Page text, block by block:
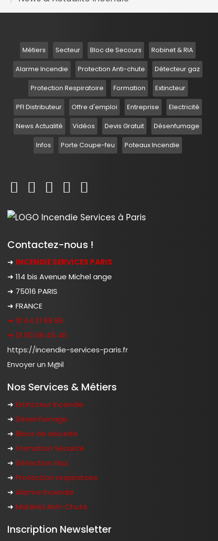
Métiers Secteur Bloc de Secours Robinet & RIA
Alarme Incendie Protection Anti-chute Détecteur gaz
Protection Respiratoire Formation Extincteur
PFI Distributeur Offre d'emploi Entreprise Electricité
News Actualité Vidéos Devis Gratuit Désenfumage
Infos Porte Coupe-feu Poteaux Incendie
Contactez-nous !
➜ INCENDIE SERVICES PARIS
➜ 114 bis Avenue Michel ange
➜ 75016 PARIS
➜ FRANCE
➜ 01 64 21 68 86
➜ 01 60 08 45 40
https://incendie-services-paris.fr
Envoyer un M@il
Nos Services & Métiers
➜ Extincteur Incendie
➜ Désenfumage
➜ Blocs de sécurité
➜ Formation Sécurité
➜ Détection Gaz
➜ Protection respiratoire
➜ Alarme Incendie
➜ Matériel Anti-Chute
Inscription Newsletter